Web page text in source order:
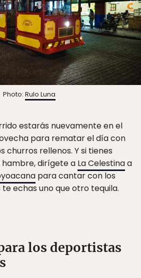
Photo: Rulo Luna
estarás nuevamente en el
para rematar el día con
churros rellenos. Y si tienes
hambre, dirígete a La Celestinaa
para cantar con los
echas uno que otro tequila.
los deportistas